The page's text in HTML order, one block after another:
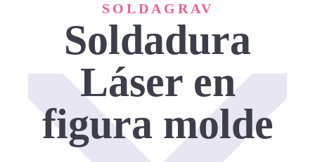
SOLDAGRAV
Soldadura
Láser en
figura molde